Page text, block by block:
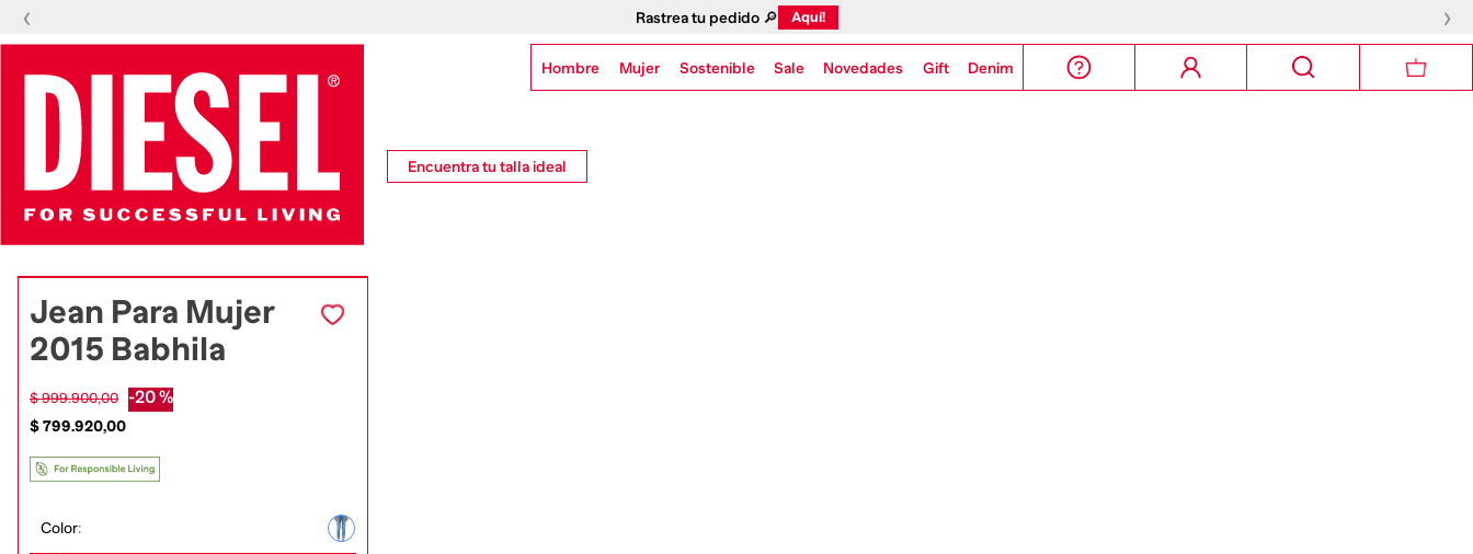
‹ Rastrea tu pedido 🔎 Aquí! ›
Hombre Mujer Sostenible Sale Novedades Gift Denim
Encuentra tu talla ideal
Jean Para Mujer
2015 Babhila
$ 999.900,00 -20 %
$799.920,00
Color: